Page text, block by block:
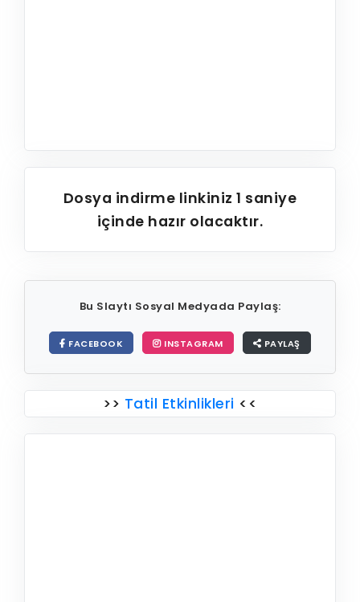
Dosya indirme linkiniz1 saniye
içinde hazır olacaktır.
Bu Slaytı Sosyal Medyada Paylaş:
FACEBOOK INSTAGRAM PAYLAŞ
>> Tatil Etkinlikleri <<